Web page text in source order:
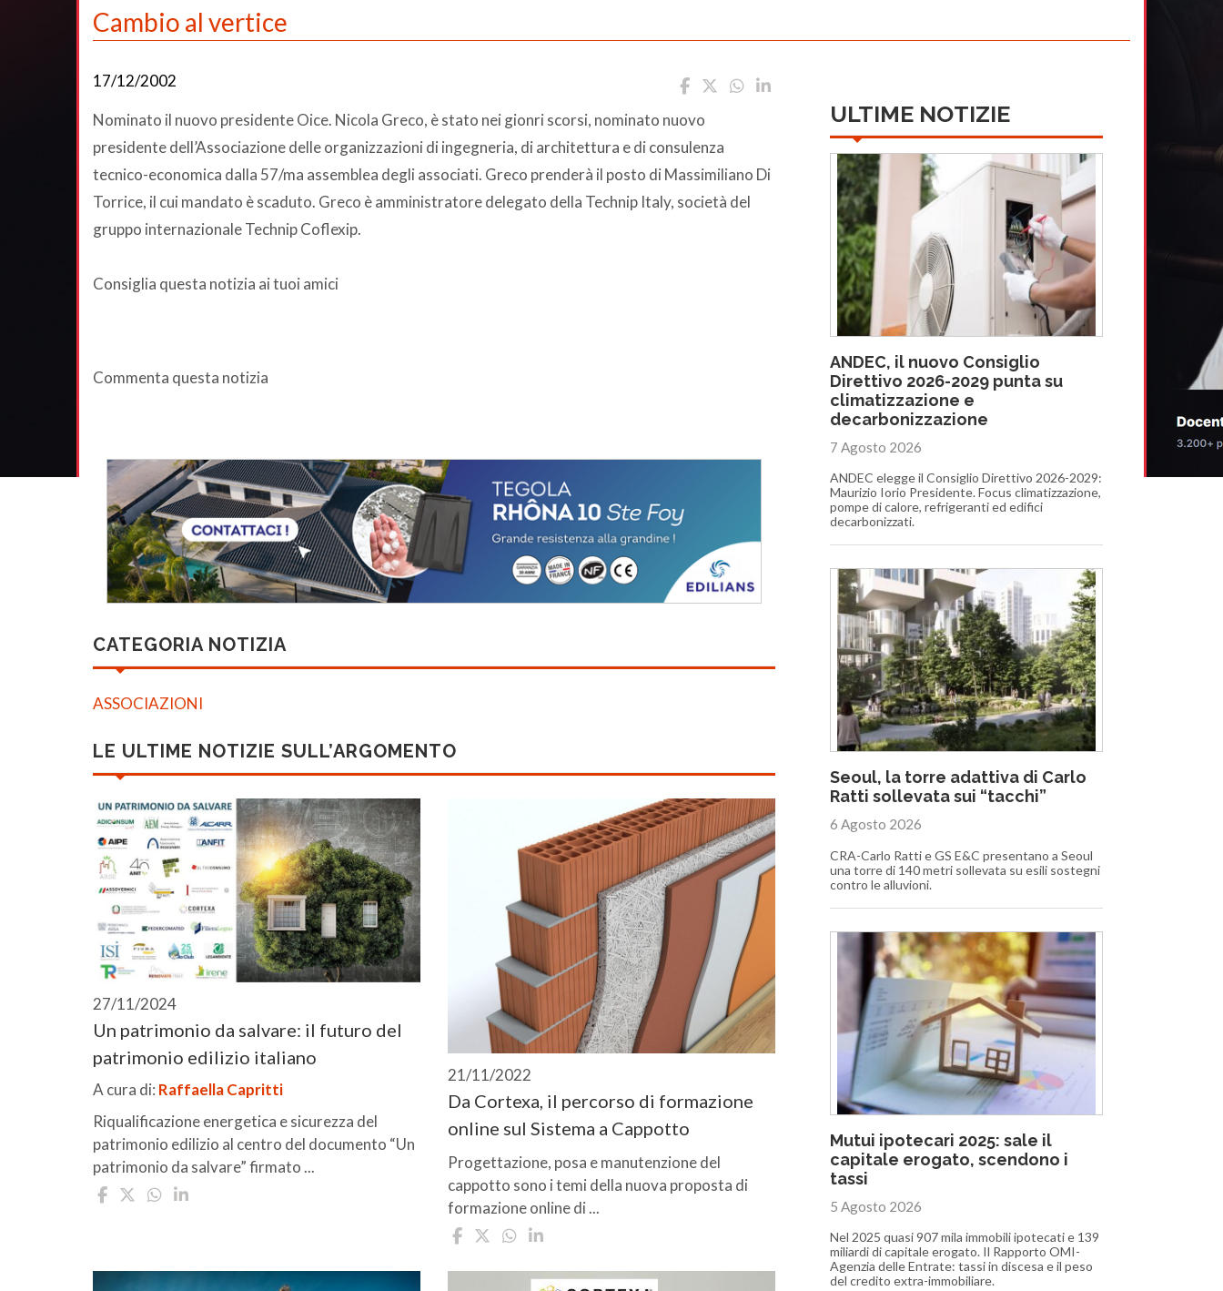
Cambio al vertice
17/12/2002
Nominato il nuovo presidente Oice. Nicola Greco, è stato nei gionri scorsi, nominato nuovo
presidente dell’Associazione delle organizzazioni di ingegneria, di architettura e di consulenza
tecnico-economica dalla 57/ma assemblea degli associati. Greco prenderà il posto di Massimiliano Di
Torrice, il cui mandato è scaduto. Greco è amministratore delegato della Technip Italy, società del
gruppo internazionale Technip Coflexip.
Consiglia questa notizia ai tuoi amici
Commenta questa notizia
CATEGORIA NOTIZIA
ASSOCIAZIONI
LE ULTIME NOTIZIE SULL’ARGOMENTO
27/11/2024
Un patrimonio da salvare: il futuro del
patrimonio edilizio italiano
A cura di: Raffaella Capritti
Riqualificazione energetica e sicurezza del
patrimonio edilizio al centro del documento “Un
patrimonio da salvare” firmato ...
21/11/2022
Da Cortexa, il percorso di formazione
online sul Sistema a Cappotto
Progettazione, posa e manutenzione del
cappotto sono i temi della nuova proposta di
formazione online di ...
ULTIME NOTIZIE
ANDEC, il nuovo Consiglio
Direttivo 2026-2029 punta su
climatizzazione e
decarbonizzazione
7 Agosto 2026
ANDEC elegge il Consiglio Direttivo 2026-2029:
Maurizio Iorio Presidente. Focus climatizzazione,
pompe di calore, refrigeranti ed edifici
decarbonizzati.
Seoul, la torre adattiva di Carlo
Ratti sollevata sui “tacchi”
6 Agosto 2026
CRA-Carlo Ratti e GS E&C presentano a Seoul
una torre di 140 metri sollevata su esili sostegni
contro le alluvioni.
Mutui ipotecari 2025: sale il
capitale erogato, scendono i
tassi
5 Agosto 2026
Nel 2025 quasi 907 mila immobili ipotecati e 139
miliardi di capitale erogato. Il Rapporto OMI-
Agenzia delle Entrate: tassi in discesa e il peso
del credito extra-immobiliare.